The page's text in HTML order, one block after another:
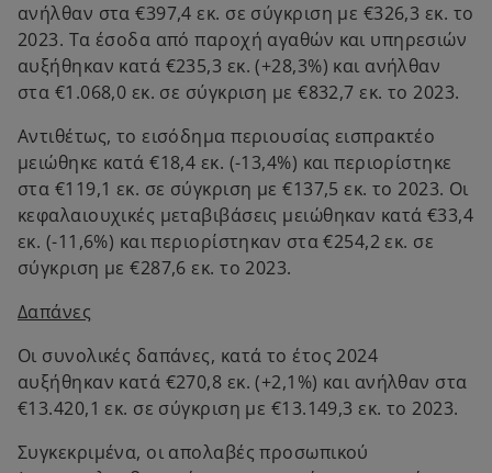
ανήλθαν στα €397,4 εκ. σε σύγκριση με €326,3 εκ. το
2023. Τα έσοδα από παροχή αγαθών και υπηρεσιών
αυξήθηκαν κατά €235,3 εκ. (+28,3%) και ανήλθαν
στα €1.068,0 εκ. σε σύγκριση με €832,7 εκ. το 2023.
Αντιθέτως, το εισόδημα περιουσίας εισπρακτέο
μειώθηκε κατά €18,4 εκ. (-13,4%) και περιορίστηκε
στα €119,1 εκ. σε σύγκριση με €137,5 εκ. το 2023. Οι
κεφαλαιουχικές μεταβιβάσεις μειώθηκαν κατά €33,4
εκ. (-11,6%) και περιορίστηκαν στα €254,2 εκ. σε
σύγκριση με €287,6 εκ. το 2023.
Δαπάνες
Οι συνολικές δαπάνες, κατά το έτος 2024
αυξήθηκαν κατά €270,8 εκ. (+2,1%) και ανήλθαν στα
€13.420,1 εκ. σε σύγκριση με €13.149,3 εκ. το 2023.
Συγκεκριμένα, οι απολαβές προσωπικού